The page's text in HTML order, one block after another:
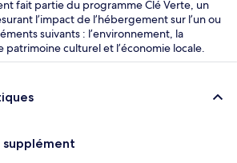
fait partie du programme Clé Verte, un
l’impact de l’hébergement sur l’un ou
suivants : l’environnement, la
patrimoine culturel et l’économie locale.